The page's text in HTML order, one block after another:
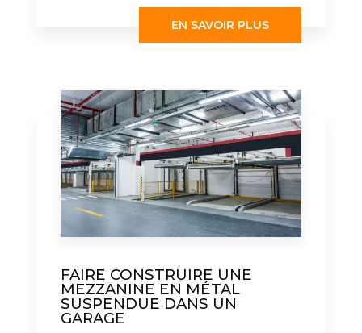
EN SAVOIR PLUS
FAIRE CONSTRUIRE UNE
MEZZANINE EN MÉTAL
SUSPENDUE DANS UN
GARAGE